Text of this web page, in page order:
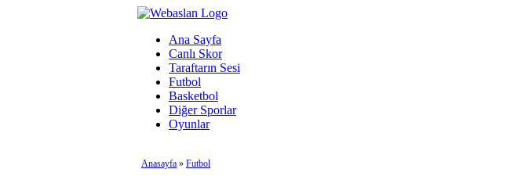
Ana Sayfa
Canlı Skor
Taraftarın Sesi
Futbol
Basketbol
Diğer Sporlar
Oyunlar
Anasayfa » Futbol